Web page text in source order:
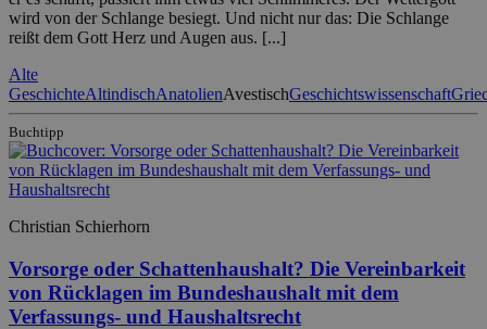
wird von der Schlange besiegt. Und nicht nur das: Die Schlange
reißt dem Gott Herz und Augen aus. [...]
Alte
GeschichteAltindischAnatolienAvestischGeschichtswissenschaft
Buchtipp
Christian Schierhorn
Vorsorge oder Schattenhaushalt? Die Vereinbarkeit
von Rücklagen im Bundeshaushalt mit dem
Verfassungs- und Haushaltsrecht